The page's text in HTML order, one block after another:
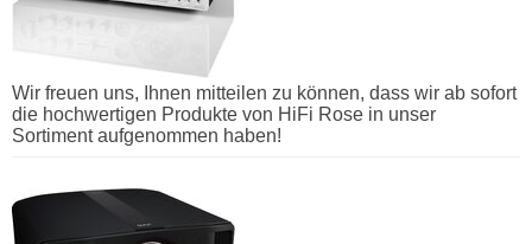
Wir freuen uns, Ihnen mitteilen zu können, dass wir ab sofort
die hochwertigen Produkte von HiFi Rose in unser
Sortiment aufgenommen haben!